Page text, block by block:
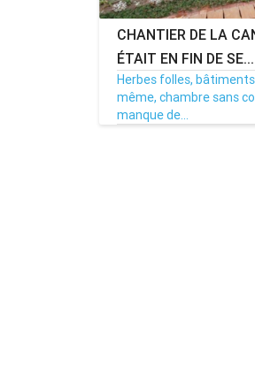
CHANTIER DE LA
ÉTAIT EN FIN DE SE...
Herbes folles,
même, chambre sans
manque de...